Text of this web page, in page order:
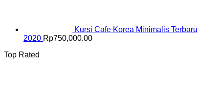
Kursi Cafe Korea Minimalis Terbaru
2020 Rp750,000.00
Top Rated